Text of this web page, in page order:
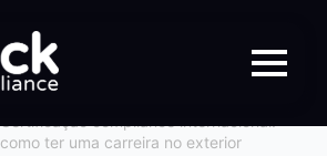
como ter uma carreira no exterior